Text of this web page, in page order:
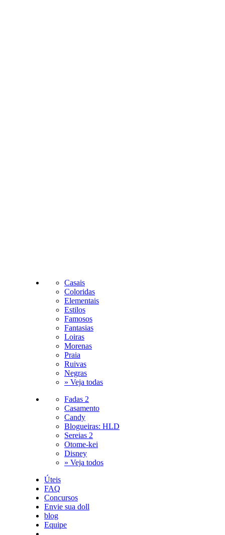
Casais
Coloridas
Elementais
Estilos
Famosos
Fantasias
Loiras
Morenas
Praia
Ruivas
Negras
» Veja todas
Fadas 2
Casamento
Candy
Blogueiras: HLD
Sereias 2
Otome-kei
Disney
» Veja todos
Úteis
FAQ
Concursos
Envie sua doll
blog
Equipe